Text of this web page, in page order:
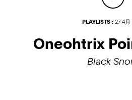
PLAYLISTS :27 4月
Oneohtrix
Black